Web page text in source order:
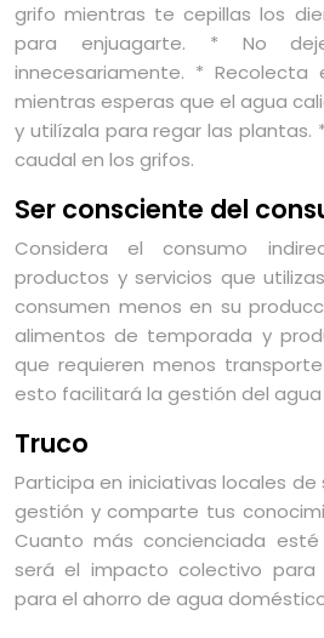
grifo mientras te cepillas los
para enjuagarte. * No
innecesariamente. *
mientras esperas que el agua
y utilízala para regar las plantas.
caudal en los grifos.
Ser consciente del
Considera el consumo
productos y servicios que
consumen menos en su
alimentos de temporada y
que requieren menos
esto facilitará la gestión del agua
Truco
Participa en iniciativas locales de
gestión y comparte tus
Cuanto más concienciada
será el impacto colectivo para
para el ahorro de agua